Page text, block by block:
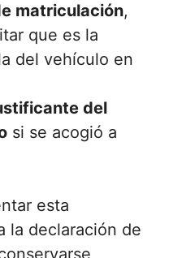
matriculación,
que es la
del vehículo en
del
si se acogió a
esta
la declaración de